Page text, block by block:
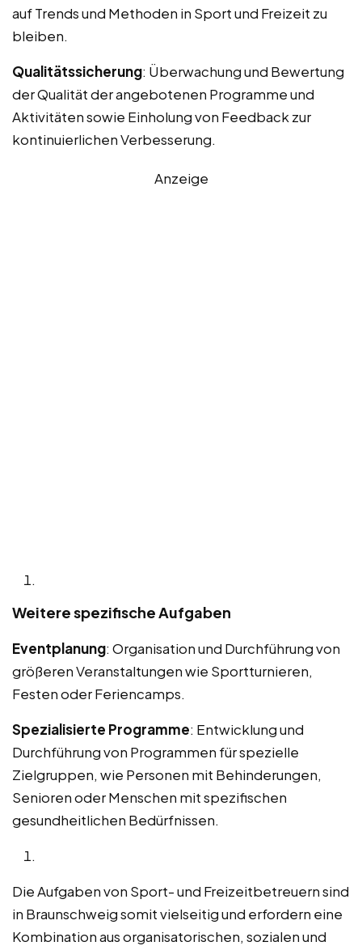
auf Trends und Methoden in Sport und Freizeit zu
bleiben.
Qualitätssicherung: Überwachung und Bewertung
der Qualität der angebotenen Programme und
Aktivitäten sowie Einholung von Feedback zur
kontinuierlichen Verbesserung.
Anzeige
Weitere spezifische Aufgaben
Eventplanung: Organisation und Durchführung von
größeren Veranstaltungen wie Sportturnieren,
Festen oder Feriencamps.
Spezialisierte Programme: Entwicklung und
Durchführung von Programmen für spezielle
Zielgruppen, wie Personen mit Behinderungen,
Senioren oder Menschen mit spezifischen
gesundheitlichen Bedürfnissen.
Die Aufgaben von Sport- und Freizeitbetreuern sind
in Braunschweig somit vielseitig und erfordern eine
Kombination aus organisatorischen, sozialen und